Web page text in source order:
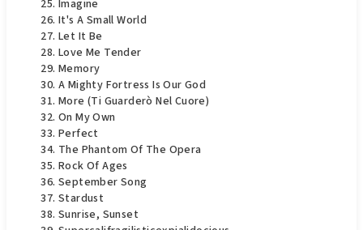
Imagine
It's A Small World
Let It Be
Love Me Tender
Memory
A Mighty Fortress Is Our God
More (Ti Guarderò Nel Cuore)
On My Own
Perfect
The Phantom Of The Opera
Rock Of Ages
September Song
Stardust
Sunrise, Sunset